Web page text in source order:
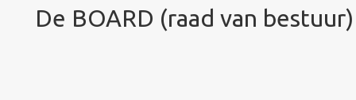
De BOARD (raad van bestuur)